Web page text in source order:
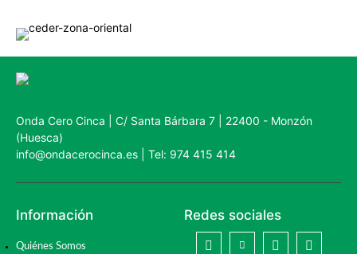
Onda Cero Cinca | C/ Santa Bárbara 7 | 22400 - Monzón
(Huesca)
info@ondacerocinca.es | Tel: 974 415 414
Información
Quiénes Somos
Redes sociales